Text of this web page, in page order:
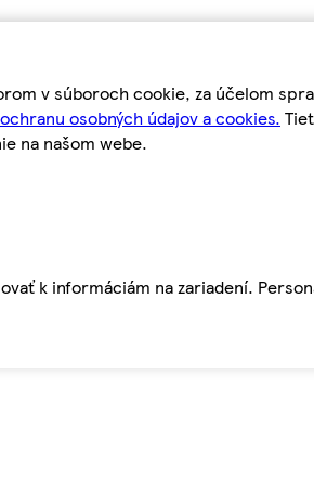
v súboroch cookie, za účelom
osobných údajov a cookies.
na našom webe.
k informáciám na zariadení.